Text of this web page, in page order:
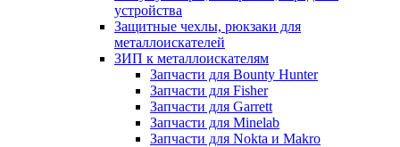
устройства
Защитные чехлы, рюкзаки для
металлоискателей
ЗИП к металлоискателям
Запчасти для Bounty Hunter
Запчасти для Fisher
Запчасти для Garrett
Запчасти для Minelab
Запчасти для Nokta и Makro